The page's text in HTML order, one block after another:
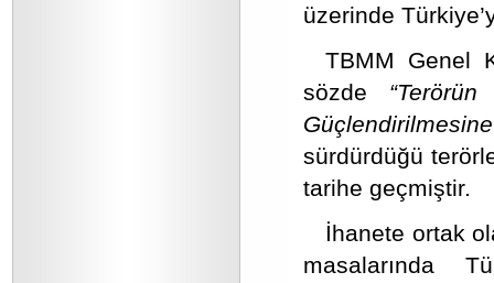
üzerinde
TBMM Genel
sözde
sürdürdüğü
tarihe geçmiştir.
İhanete ortak
masalarında